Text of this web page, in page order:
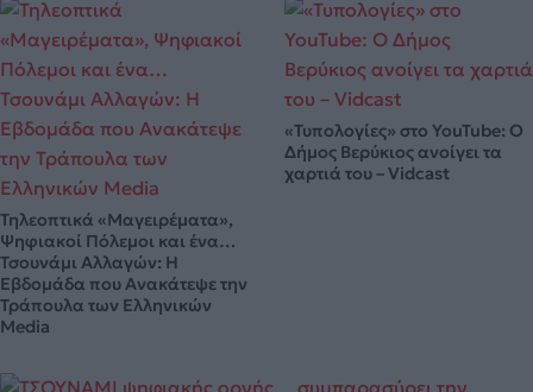
Τηλεοπτικά «Μαγειρέματα»,
Ψηφιακοί Πόλεμοι και ένα…
Τσουνάμι Αλλαγών: Η
Εβδομάδα που Ανακάτεψε την
Τράπουλα των Ελληνικών
Media
«Τυπολογίες» στο YouTube: Ο
Δήμος Βερύκιος ανοίγει τα
χαρτιά του – Vidcast